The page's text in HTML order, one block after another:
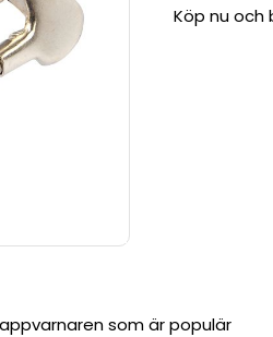
Köp nu
som är populär